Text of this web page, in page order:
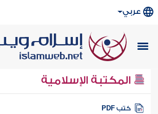
عربي
المكتبة الإسلامية